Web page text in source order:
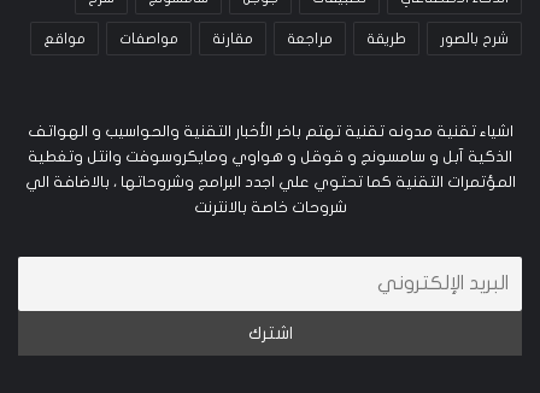
شرح بالصور طريقة مراجعة مقارنة مواصفات مواقع
اشياء تقنية مدونه تقنية تهتم باخر الأخبار التقنية والحواسيب و الهواتف
الذكية آبل و سامسونج و قوقل و هواوي ومايكروسوفت وانتل وتغطية
المؤتمرات التقنية كما تحتوي علي اجدد البرامج وشروحاتها ، بالاضافة الي
شروحات خاصة بالانترنت